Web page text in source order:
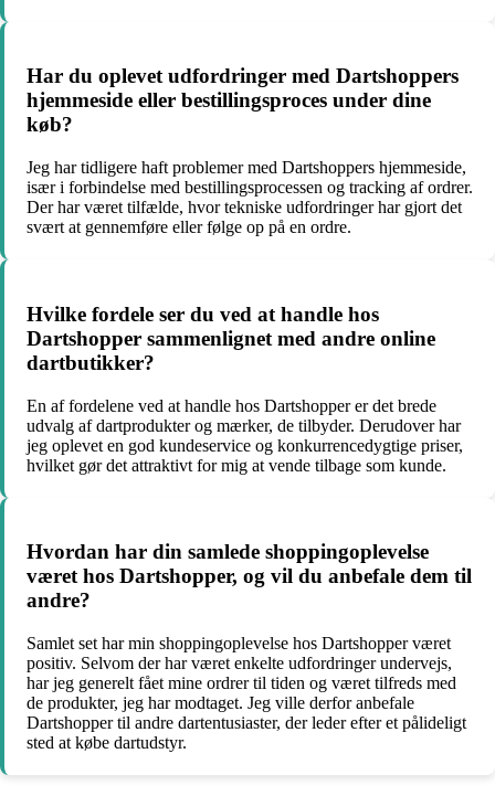
Har du oplevet udfordringer med Dartshoppers
hjemmeside eller bestillingsproces under dine
køb?
Jeg har tidligere haft problemer med Dartshoppers hjemmeside,
især i forbindelse med bestillingsprocessen og tracking af ordrer.
Der har været tilfælde, hvor tekniske udfordringer har gjort det
svært at gennemføre eller følge op på en ordre.
Hvilke fordele ser du ved at handle hos
Dartshopper sammenlignet med andre online
dartbutikker?
En af fordelene ved at handle hos Dartshopper er det brede
udvalg af dartprodukter og mærker, de tilbyder. Derudover har
jeg oplevet en god kundeservice og konkurrencedygtige priser,
hvilket gør det attraktivt for mig at vende tilbage som kunde.
Hvordan har din samlede shoppingoplevelse
været hos Dartshopper, og vil du anbefale dem til
andre?
Samlet set har min shoppingoplevelse hos Dartshopper været
positiv. Selvom der har været enkelte udfordringer undervejs,
har jeg generelt fået mine ordrer til tiden og været tilfreds med
de produkter, jeg har modtaget. Jeg ville derfor anbefale
Dartshopper til andre dartentusiaster, der leder efter et pålideligt
sted at købe dartudstyr.